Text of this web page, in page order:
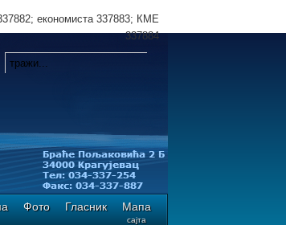
Фото Гласник Мапа
сајта
економиста 337883; КМЕ
337884